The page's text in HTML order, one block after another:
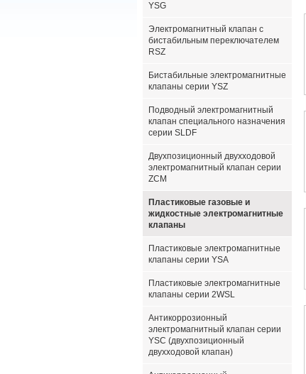
YSG
Электромагнитный клапан с
бистабильным переключателем
RSZ
Бистабильные электромагнитные
клапаны серии YSZ
Подводный электромагнитный
клапан специального назначения
серии SLDF
Двухпозиционный двухходовой
электромагнитный клапан серии
ZCM
Пластиковые газовые и
жидкостные электромагнитные
клапаны
Пластиковые электромагнитные
клапаны серии YSA
Пластиковые электромагнитные
клапаны серии 2WSL
Антикоррозионный
электромагнитный клапан серии
YSC (двухпозиционный
двухходовой клапан)